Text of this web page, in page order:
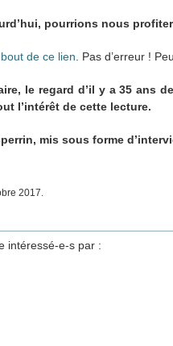
pourrions nous
de ce lien . Pas d’erreur !
le regard d’il y a 35 ans
l’intérêt de cette lecture.
mis sous forme
2017.
intéressé-e-s par :